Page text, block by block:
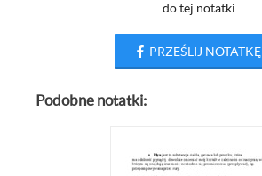
do tej notatki
PRZEŚLIJ NOTATKĘ
Podobne notatki: